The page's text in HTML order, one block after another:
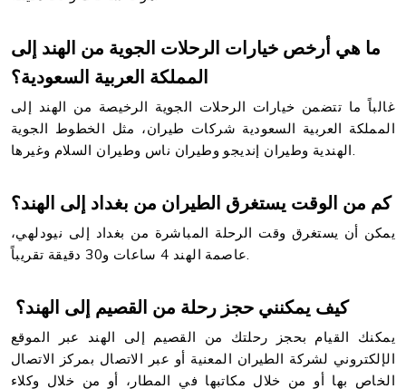
ما هي أرخص خيارات الرحلات الجوية من الهند إلى
المملكة العربية السعودية؟
غالباً ما تتضمن خيارات الرحلات الجوية الرخيصة من الهند إلى
المملكة العربية السعودية شركات طيران، مثل الخطوط الجوية
كم من الوقت يستغرق الطيران من بغداد إلى الهند؟
يمكن أن يستغرق وقت الرحلة المباشرة من بغداد إلى نيودلهي،
كيف يمكنني حجز رحلة من القصيم إلى الهند؟
يمكنك القيام بحجز رحلتك من القصيم إلى الهند عبر الموقع
الإلكتروني لشركة الطيران المعنية أو عبر الاتصال بمركز الاتصال
الخاص بها أو من خلال مكاتبها في المطار، أو من خلال وكلاء